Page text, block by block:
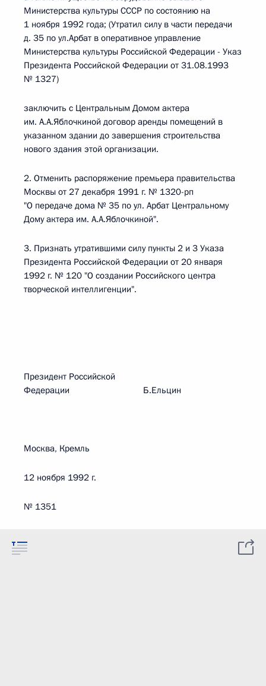
Министерства культуры СССР по состоянию на
1 ноября 1992 года; (Утратил силу в части передачи
д. 35 по ул.Арбат в оперативное управление
Министерства культуры Российской Федерации - Указ
Президента Российской Федерации от 31.08.1993
№ 1327)
заключить с Центральным Домом актера
им. А.А.Яблочкиной договор аренды помещений в
указанном здании до завершения строительства
нового здания этой организации.
2. Отменить распоряжение премьера правительства
Москвы от 27 декабря 1991 г. № 1320-рп
"О передаче дома № 35 по ул. Арбат Центральному
Дому актера им. А.А.Яблочкиной".
3. Признать утратившими силу пункты 2 и 3 Указа
Президента Российской Федерации от 20 января
1992 г. № 120 "О создании Российского центра
творческой интеллигенции".
Президент Российской
Федерации Б.Ельцин
Москва, Кремль
12 ноября 1992 г.
№ 1351